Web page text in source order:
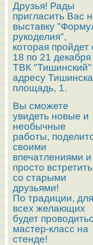
Друзья! Рады
пригласить Вас
выставку
рукоделия",
которая пройдет
18 по 21 декабря
ТВК "Тишинский"
адресу
площадь, 1.
Вы сможете
увидеть новые и
необычные
работы,
своими
впечатлениями и
просто
со старыми
друзьями!
По традиции, для
всех желающих
будет
мастер-класс на
стенде!